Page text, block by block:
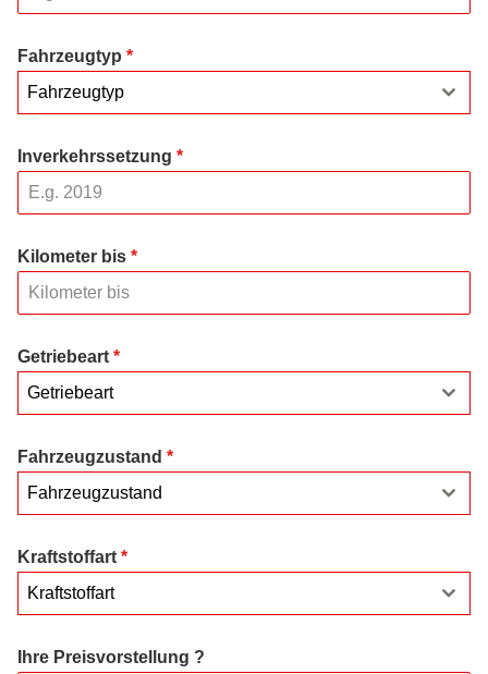
Fahrzeugtyp *
Fahrzeugtyp
Inverkehrssetzung *
Kilometer bis *
Getriebeart *
Getriebeart
Fahrzeugzustand *
Fahrzeugzustand
Kraftstoffart *
Kraftstoffart
Ihre Preisvorstellung ?